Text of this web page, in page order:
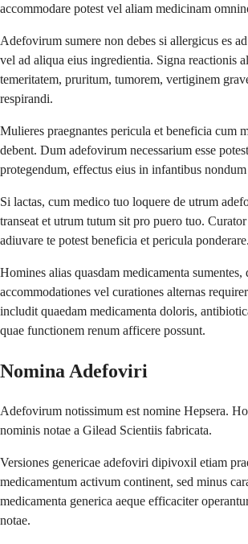
accommodare potest vel aliam medicinam
Adefovirum sumere non debes si allergicus es
vel ad aliqua eius ingredientia. Signa reactionis
temeritatem, pruritum, tumorem, vertiginem
respirandi.
Mulieres praegnantes pericula et beneficia cum
debent. Dum adefovirum necessarium esse
protegendum, effectus eius in infantibus
Si lactas, cum medico tuo loquere de utrum
transeat et utrum tutum sit pro puero tuo.
adiuvare te potest beneficia et pericula ponderare.
Homines alias quasdam medicamenta sumentes,
accommodationes vel curationes alternas
includit quaedam medicamenta doloris,
quae functionem renum afficere possunt.
Nomina Adefoviri
Adefovirum notissimum est nomine Hepsera.
nominis notae a Gilead Scientiis fabricata.
Versiones genericae adefoviri dipivoxil etiam
medicamentum activum continent, sed minus
medicamenta generica aeque efficaciter
notae.